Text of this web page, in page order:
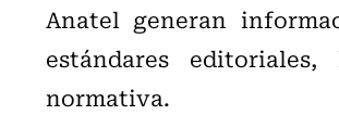
Anatel generan
estándares
normativa.